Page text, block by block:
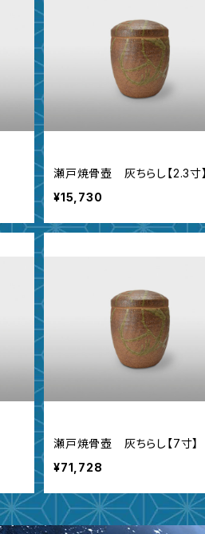
瀬戸焼骨壺 灰ちらし【2.3寸】
¥15,730
瀬戸焼骨壺 灰ちらし【7寸】
¥71,728